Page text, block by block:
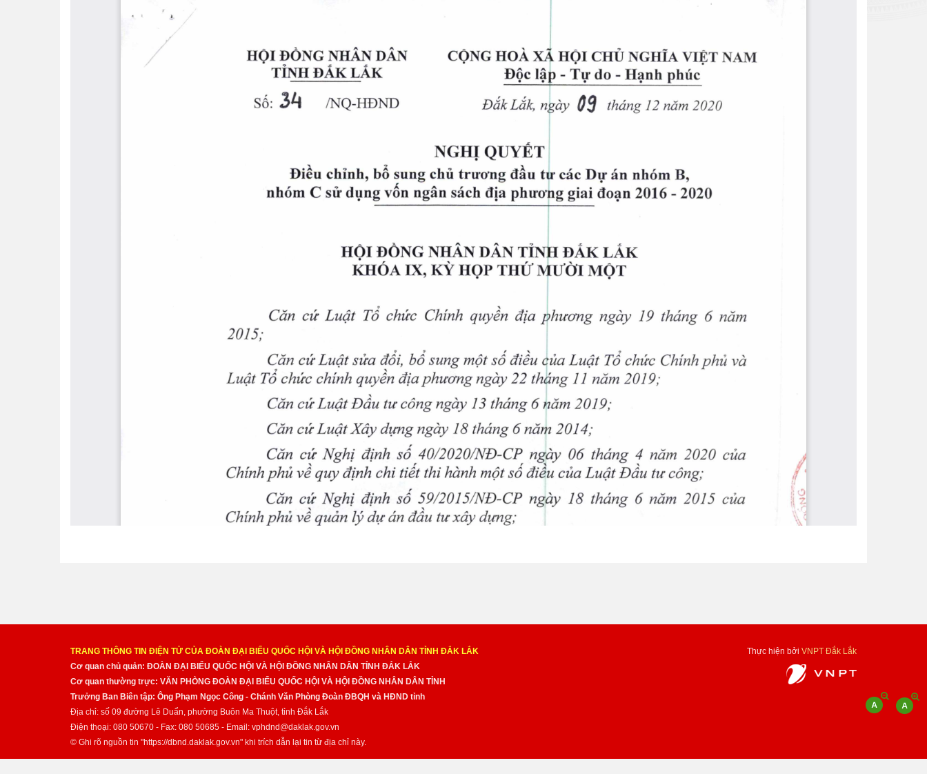
TRANG THÔNG TIN ĐIỆN TỬ CỦA ĐOÀN ĐẠI BIỂU QUỐC HỘI VÀ HỘI ĐỒNG NHÂN DÂN TỈNH ĐẮK LẮK
Cơ quan chủ quản: ĐOÀN ĐẠI BIỂU QUỐC HỘI VÀ HỘI ĐỒNG NHÂN DÂN TỈNH ĐẮK LẮK
Cơ quan thường trực: VĂN PHÒNG ĐOÀN ĐẠI BIỂU QUỐC HỘI VÀ HỘI ĐỒNG NHÂN DÂN TỈNH
Trưởng Ban Biên tập: Ông Phạm Ngọc Công - Chánh Văn Phòng Đoàn ĐBQH và HĐND tỉnh
Địa chỉ: số 09 đường Lê Duẩn, phường Buôn Ma Thuột, tỉnh Đắk Lắk
Điện thoại: 080 50670 - Fax: 080 50685 - Email: vphdnd@daklak.gov.vn
© Ghi rõ nguồn tin "https://dbnd.daklak.gov.vn" khi trích dẫn lại tin từ địa chỉ này.
Thực hiện bởi VNPT Đắk Lắk